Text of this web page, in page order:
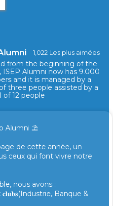
1,022 Les plus aimées
from the beginning of the
ISEP Alumni now has 9.000
and it is managed by a
three people assisted by a
of 12 people
Alumni ⛱️
de cette année, un
ceux qui font vivre notre
nous avons :
Banque &